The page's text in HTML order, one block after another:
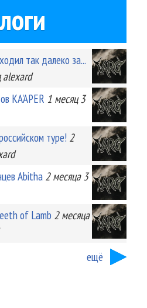
так далеко за...
alexard
KA'APER 1 месяц 3
туре! 2
Abitha 2 месяца 3
of Lamb 2 месяца
ещё